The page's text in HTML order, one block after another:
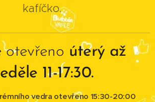
kafíčko.
otevřeno úterý až
11-17:30.
vedra otevřeno 15:30-20:00